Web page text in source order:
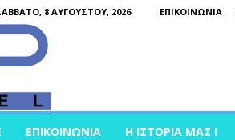
8 ΑΥΓΟΎΣΤΟΥ, 2026 ΕΠΙΚΟΙΝΩΝΊΑ
ΕΠΙΚΟΙΝΩΝΊΑ Η ΙΣΤΟΡΊΑ ΜΑΣ !